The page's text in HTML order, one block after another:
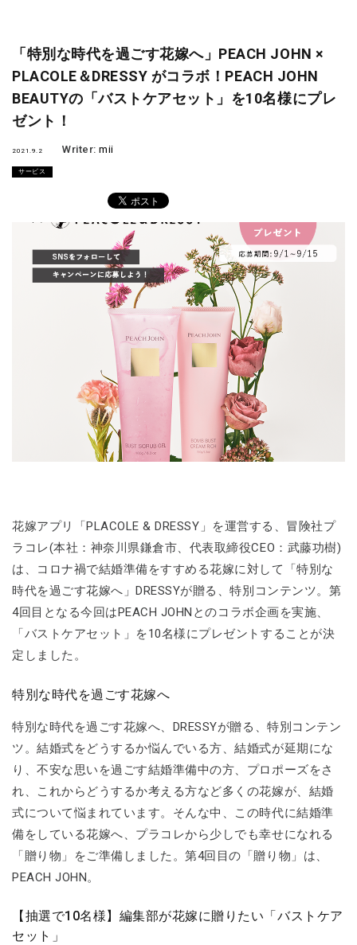
「特別な時代を過ごす花嫁へ」PEACH JOHN ×
PLACOLE＆DRESSY がコラボ！PEACH JOHN
BEAUTYの「バストケアセット」を10名様にプレ
ゼント！
2021.9.2 Writer:mii
サービス
花嫁アプリ「PLACOLE & DRESSY」を運営する、冒険社プ
ラコレ(本社：神奈川県鎌倉市、代表取締役CEO：武藤功樹)
は、コロナ禍で結婚準備をすすめる花嫁に対して「特別な
時代を過ごす花嫁へ」DRESSYが贈る、特別コンテンツ。第
4回目となる今回はPEACH JOHNとのコラボ企画を実施、
「バストケアセット」を10名様にプレゼントすることが決
定しました。
特別な時代を過ごす花嫁へ
特別な時代を過ごす花嫁へ、DRESSYが贈る、特別コンテン
ツ。結婚式をどうするか悩んでいる方、結婚式が延期にな
り、不安な思いを過ごす結婚準備中の方、プロポーズをさ
れ、これからどうするか考える方など多くの花嫁が、結婚
式について悩まれています。そんな中、この時代に結婚準
備をしている花嫁へ、プラコレから少しでも幸せになれる
「贈り物」をご準備しました。第4回目の「贈り物」は、
PEACH JOHN。
【抽選で10名様】編集部が花嫁に贈りたい「バストケア
セット」